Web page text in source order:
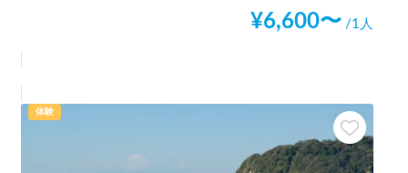
¥6,600〜 /1人
体験